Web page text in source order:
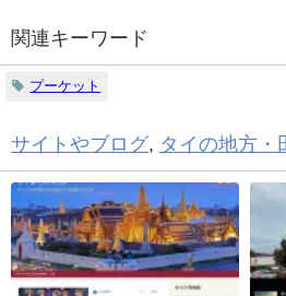
関連キーワード
プーケット
サイトやブログ, タイの地方・